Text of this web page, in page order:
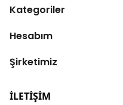
Kategoriler
Hesabım
Şirketimiz
İLETİŞİM